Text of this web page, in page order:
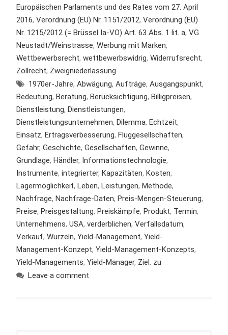
Europäischen Parlaments und des Rates vom 27. April
2016, Verordnung (EU) Nr. 1151/2012, Verordnung (EU)
Nr. 1215/2012 (= Brüssel Ia-VO) Art. 63 Abs. 1 lit. a, VG
Neustadt/Weinstrasse, Werbung mit Marken,
Wettbewerbsrecht, wettbewerbswidrig, Widerrufsrecht,
Zollrecht, Zweigniederlassung
1970er-Jahre, Abwägung, Aufträge, Ausgangspunkt,
Bedeutung, Beratung, Berücksichtigung, Billigpreisen,
Dienstleistung, Dienstleistungen,
Dienstleistungsunternehmen, Dilemma, Echtzeit,
Einsatz, Ertragsverbesserung, Fluggesellschaften,
Gefahr, Geschichte, Gesellschaften, Gewinne,
Grundlage, Händler, Informationstechnologie,
Instrumente, integrierter, Kapazitäten, Kosten,
Lagermöglichkeit, Leben, Leistungen, Methode,
Nachfrage, Nachfrage-Daten, Preis-Mengen-Steuerung,
Preise, Preisgestaltung, Preiskämpfe, Produkt, Termin,
Unternehmens, USA, verderblichen, Verfallsdatum,
Verkauf, Wurzeln, Yield-Management, Yield-
Management-Konzept, Yield-Management-Konzepts,
Yield-Managements, Yield-Manager, Ziel , zu
Leave a comment